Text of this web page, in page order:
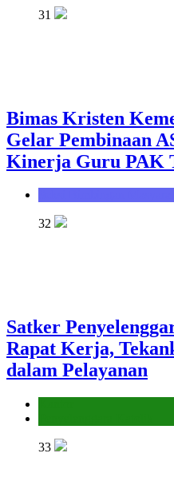
31
Bimas Kristen
Gelar Pembinaan
Kinerja Guru PAK
32
Satker
Rapat Kerja,
dalam Pelayanan
33